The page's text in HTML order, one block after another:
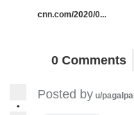
cnn.com/2020/0...
0 Comments
•
Posted by u/